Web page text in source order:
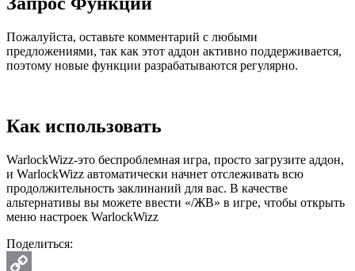
Пожалуйста, оставьте комментарий с любыми
предложениями, так как этот аддон активно поддерживается,
поэтому новые функции разрабатываются регулярно.
Как использовать
WarlockWizz-это беспроблемная игра, просто загрузите аддон,
и WarlockWizz автоматически начнет отслеживать всю
продолжительность заклинаний для вас. В качестве
альтернативы вы можете ввести «/ЖВ» в игре, чтобы открыть
меню настроек WarlockWizz
Поделиться: